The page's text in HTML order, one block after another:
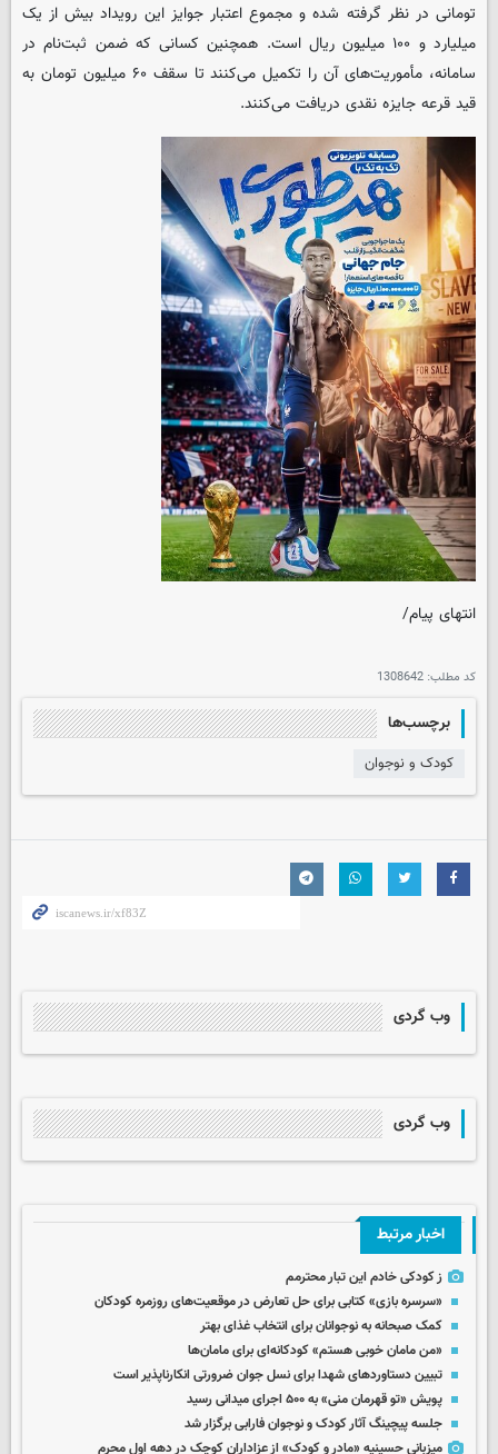
تومانی در نظر گرفته شده و مجموع اعتبار جوایز این رویداد بیش از یک
میلیارد و ۱۰۰ میلیون ریال است. همچنین کسانی که ضمن ثبت‌نام در
سامانه، مأموریت‌های آن را تکمیل می‌کنند تا سقف ۶۰ میلیون تومان به
قید قرعه جایزه نقدی دریافت می‌کنند.
انتهای پیام/
کد مطلب: 1308642
برچسب‌ها
کودک و نوجوان
وب گردی
وب گردی
اخبار مرتبط
ز کودکی خادم این تبار محترمم
«سرسره بازی» کتابی برای حل تعارض در موقعیت‌های روزمره کودکان
کمک صبحانه به نوجوانان برای انتخاب غذای بهتر
«من مامان خوبی هستم» کودکانه‌ای برای مامان‌ها
تبیین دستاوردهای شهدا برای نسل جوان ضرورتی انکارناپذیر است
پویش «تو قهرمان منی» به ۵۰۰ اجرای میدانی رسید
جلسه پیچینگ آثار کودک و نوجوان فارابی برگزار شد
میزبانی حسینیه «مادر و کودک» از عزاداران کوچک در دهه اول محرم